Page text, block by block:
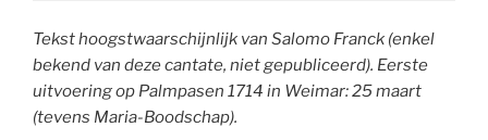
Tekst hoogstwaarschijnlijk van Salomo Franck (enkel
bekend van deze cantate, niet gepubliceerd). Eerste
uitvoering op Palmpasen 1714 in Weimar: 25 maart
(tevens Maria-Boodschap).